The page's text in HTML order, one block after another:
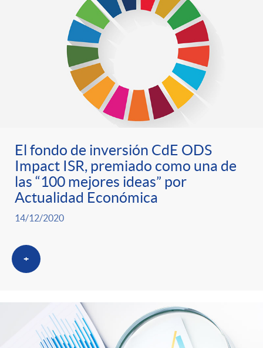
El fondo de inversión CdE ODS
Impact ISR, premiado como una de
las “100 mejores ideas” por
Actualidad Económica
14/12/2020
+